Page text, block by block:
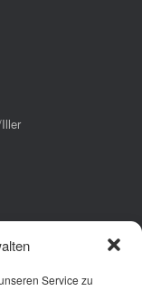
Service zu